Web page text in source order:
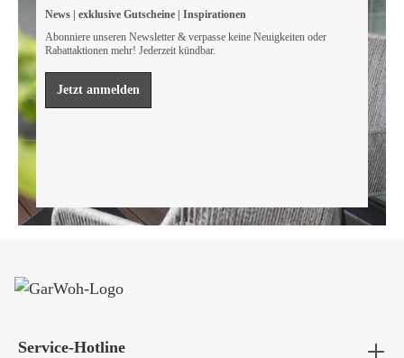
leisten müssen, um unsere natürlichen Ressourcen zu
bewahren.
Mehr erfahren
News | exklusive Gutscheine | Inspirationen
Abonniere unseren Newsletter & verpasse keine Neuigkeiten oder
Rabattaktionen mehr! Jederzeit kündbar.
Jetzt anmelden
Service-Hotline